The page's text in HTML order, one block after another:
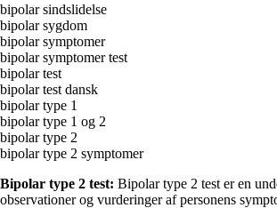
bipolar sindslidelse
bipolar sygdom
bipolar symptomer
bipolar symptomer test
bipolar test
bipolar test dansk
bipolar type 1
bipolar type 1 og 2
bipolar type 2
bipolar type 2 symptomer
Bipolar type 2 test: Bipolar type 2 test er en
observationer og vurderinger af personens